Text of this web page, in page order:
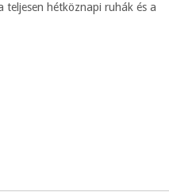
hétköznapi ruhák és a